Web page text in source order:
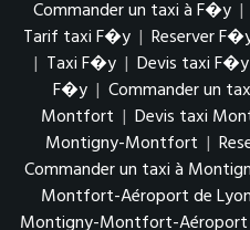
Commander un taxi à F�y |
Tarif taxi F�y | Reserver
| Taxi F�y | Devis taxi F�y
F�y | Commander un
Montfort | Devis taxi
Montigny-Montfort |
Commander un taxi à
Montfort-Aéroport de
Montigny-Montfort-Aéroport